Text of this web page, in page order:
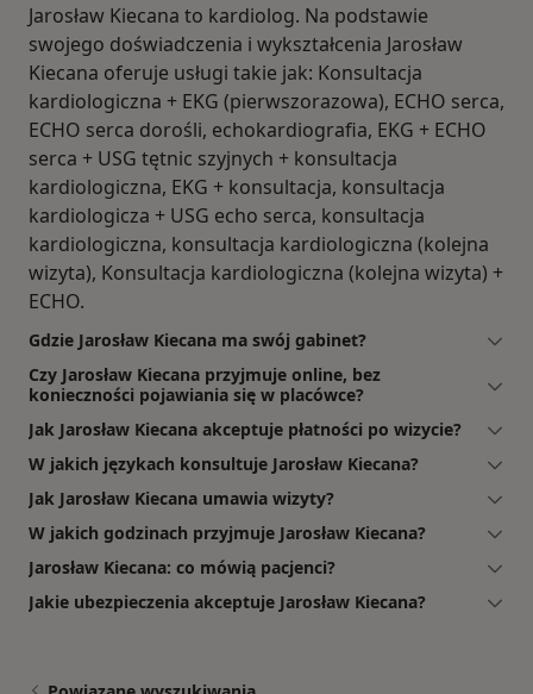
Jarosław Kiecana to kardiolog. Na podstawie
swojego doświadczenia i wykształcenia Jarosław
Kiecana oferuje usługi takie jak: Konsultacja
kardiologiczna + EKG (pierwszorazowa), ECHO serca,
ECHO serca dorośli, echokardiografia, EKG + ECHO
serca + USG tętnic szyjnych + konsultacja
kardiologiczna, EKG + konsultacja, konsultacja
kardiologicza + USG echo serca, konsultacja
kardiologiczna, konsultacja kardiologiczna (kolejna
wizyta), Konsultacja kardiologiczna (kolejna wizyta) +
ECHO.
Gdzie Jarosław Kiecana ma swój gabinet?
Czy Jarosław Kiecana przyjmuje online, bez
konieczności pojawiania się w placówce?
Jak Jarosław Kiecana akceptuje płatności po wizycie?
W jakich językach konsultuje Jarosław Kiecana?
Jak Jarosław Kiecana umawia wizyty?
W jakich godzinach przyjmuje Jarosław Kiecana?
Jarosław Kiecana: co mówią pacjenci?
Jakie ubezpieczenia akceptuje Jarosław Kiecana?